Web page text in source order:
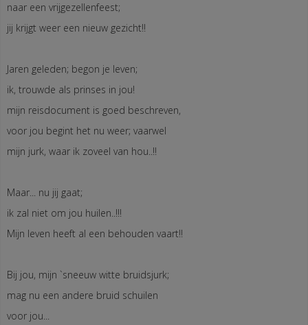
naar een vrijgezellenfeest;
jij krijgt weer een nieuw gezicht!!
Jaren geleden; begon je leven;
ik, trouwde als prinses in jou!
mijn reisdocument is goed beschreven,
voor jou begint het nu weer; vaarwel
mijn jurk, waar ik zoveel van hou..!!
Maar... nu jij gaat;
ik zal niet om jou huilen..!!!
Mijn leven heeft al een behouden vaart!!
Bij jou, mijn `sneeuw witte bruidsjurk;
mag nu een andere bruid schuilen
voor jou...